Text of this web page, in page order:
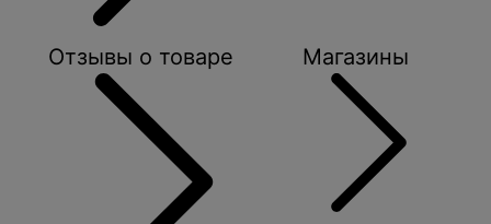
Отзывы о товаре Магазины